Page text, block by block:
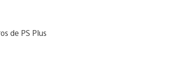
de PS Plus